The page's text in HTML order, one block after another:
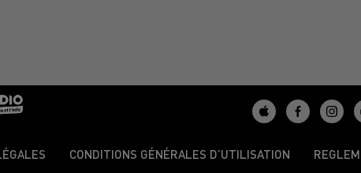
CONDITIONS GÉNÉRALES D’UTILISATION